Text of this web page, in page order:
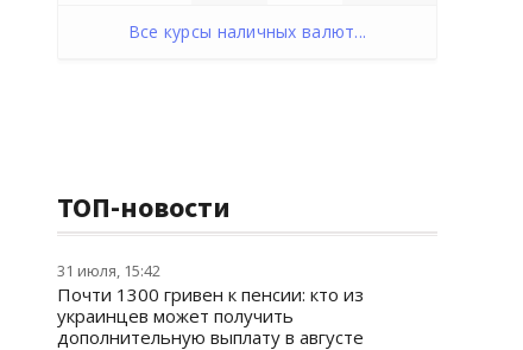
Все курсы наличных валют...
ТОП-новости
31 июля, 15:42
Почти 1300 гривен к пенсии: кто из
украинцев может получить
дополнительную выплату в августе